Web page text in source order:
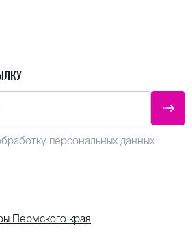
персональных данных
Пермского края